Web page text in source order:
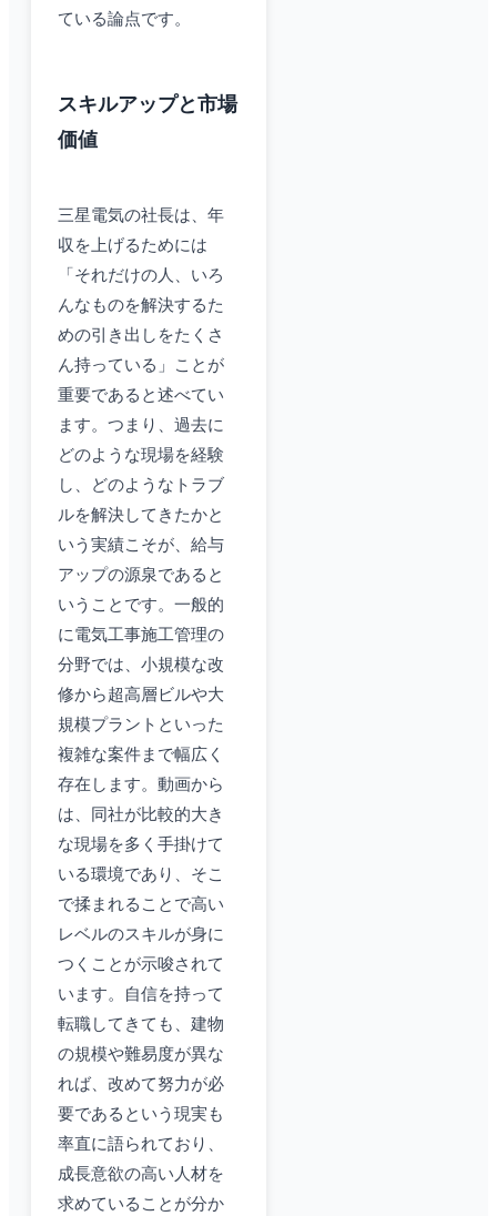
ている論点です。
スキルアップと市場
価値
三星電気の社長は、年
収を上げるためには
「それだけの人、いろ
んなものを解決するた
めの引き出しをたくさ
ん持っている」ことが
重要であると述べてい
ます。つまり、過去に
どのような現場を経験
し、どのようなトラブ
ルを解決してきたかと
いう実績こそが、給与
アップの源泉であると
いうことです。一般的
に電気工事施工管理の
分野では、小規模な改
修から超高層ビルや大
規模プラントといった
複雑な案件まで幅広く
存在します。動画から
は、同社が比較的大き
な現場を多く手掛けて
いる環境であり、そこ
で揉まれることで高い
レベルのスキルが身に
つくことが示唆されて
います。自信を持って
転職してきても、建物
の規模や難易度が異な
れば、改めて努力が必
要であるという現実も
率直に語られており、
成長意欲の高い人材を
求めていることが分か